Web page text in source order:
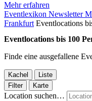
Mehr erfahren
Eventlexikon Newsletter
Frankfurt Eventlocations
Eventlocations bis 100
Finde eine ausgefallene
Kachel
Liste
Filter
Karte
Location suchen…